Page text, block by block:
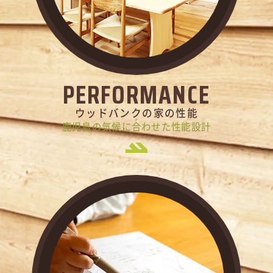
PERFORMANCE
ウッドバンクの家の性能
鹿児島の気候に合わせた性能設計